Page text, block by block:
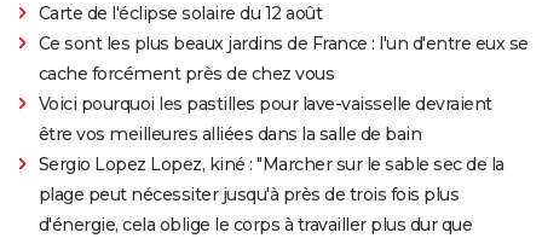
Carte de l'éclipse solaire du 12 août
Ce sont les plus beaux jardins de France : l'un d'entre eux se
cache forcément près de chez vous
Voici pourquoi les pastilles pour lave-vaisselle devraient
être vos meilleures alliées dans la salle de bain
Sergio Lopez Lopez, kiné : "Marcher sur le sable sec de la
plage peut nécessiter jusqu'à près de trois fois plus
d'énergie, cela oblige le corps à travailler plus dur que